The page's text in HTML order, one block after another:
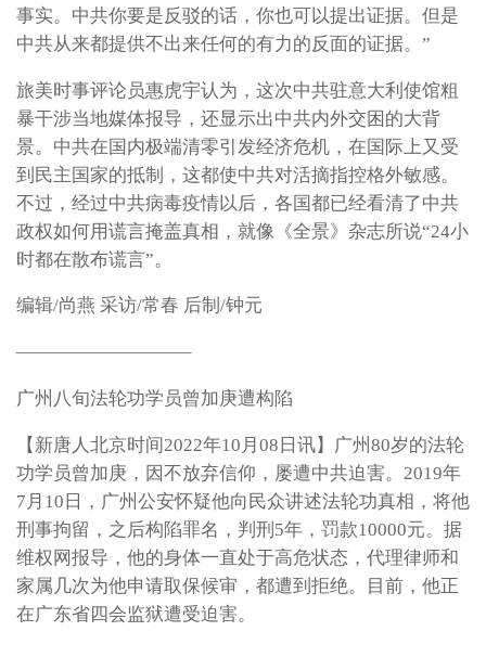
事实。中共你要是反驳的话，你也可以提出证据。但是
中共从来都提供不出来任何的有力的反面的证据。”
旅美时事评论员惠虎宇认为，这次中共驻意大利使馆粗
暴干涉当地媒体报导，还显示出中共内外交困的大背
景。中共在国内极端清零引发经济危机，在国际上又受
到民主国家的抵制，这都使中共对活摘指控格外敏感。
不过，经过中共病毒疫情以后，各国都已经看清了中共
政权如何用谎言掩盖真相，就像《全景》杂志所说“24小
时都在散布谎言”。
编辑/尚燕 采访/常春 后制/钟元
—————————–
广州八旬法轮功学员曾加庚遭构陷
【新唐人北京时间2022年10月08日讯】广州80岁的法轮
功学员曾加庚，因不放弃信仰，屡遭中共迫害。2019年
7月10日，广州公安怀疑他向民众讲述法轮功真相，将他
刑事拘留，之后构陷罪名，判刑5年，罚款10000元。据
维权网报导，他的身体一直处于高危状态，代理律师和
家属几次为他申请取保候审，都遭到拒绝。目前，他正
在广东省四会监狱遭受迫害。